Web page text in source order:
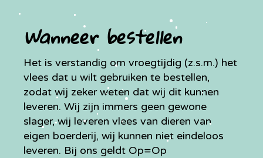
Wanneer bestellen
Het is verstandig om vroegtijdig (z.s.m.) het
vlees dat u wilt gebruiken te bestellen,
zodat wij zeker weten dat wij dit kunnen
leveren. Wij zijn immers geen gewone
slager, wij leveren vlees van dieren van
eigen boerderij, wij kunnen niet eindeloos
leveren. Bij ons geldt Op=Op